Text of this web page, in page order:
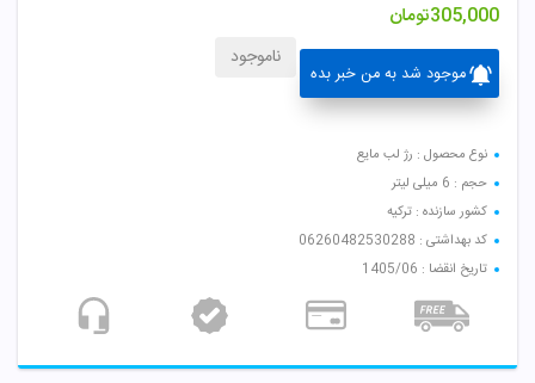
305,000تومان
موجود شد به من خبر بده
ناموجود
نوع محصول : رژ لب مایع
حجم : 6 میلی لیتر
کشور سازنده : ترکیه
کد بهداشتی : 06260482530288
تاریخ انقضا : 1405/06